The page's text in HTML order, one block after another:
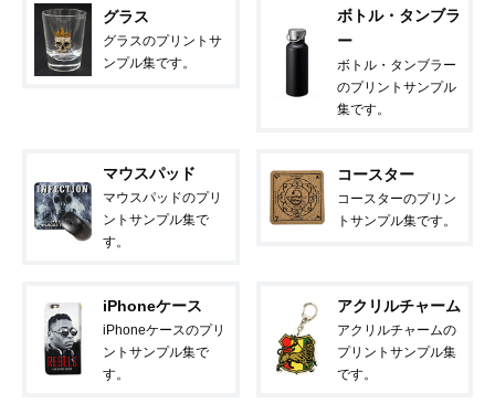
グラス
グラスのプリントサ
ンプル集です。
ボトル・タンブラ
ー
ボトル・タンブラー
のプリントサンプル
集です。
マウスパッド
マウスパッドのプリ
ントサンプル集で
す。
コースター
コースターのプリン
トサンプル集です。
iPhoneケース
iPhoneケースのプリ
ントサンプル集で
す。
アクリルチャーム
アクリルチャームの
プリントサンプル集
です。